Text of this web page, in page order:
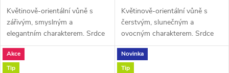
Květinově-orientální vůně s
zářivým, smyslným a
elegantním charakterem. Srdce
parfému tvoří akordy tuberózy
a pomerančového květu, základ
doplňuje vetiver, pačuli a
Květinově-orientální vůně s
čerstvým, slunečným a
ovocným charakterem. Srdce
parfému tvoří černý rybíz,
levandule a bílé květiny, základ
doplňují ambra, pižmo a vanilka.
Akce
Tip
Novinka
Tip